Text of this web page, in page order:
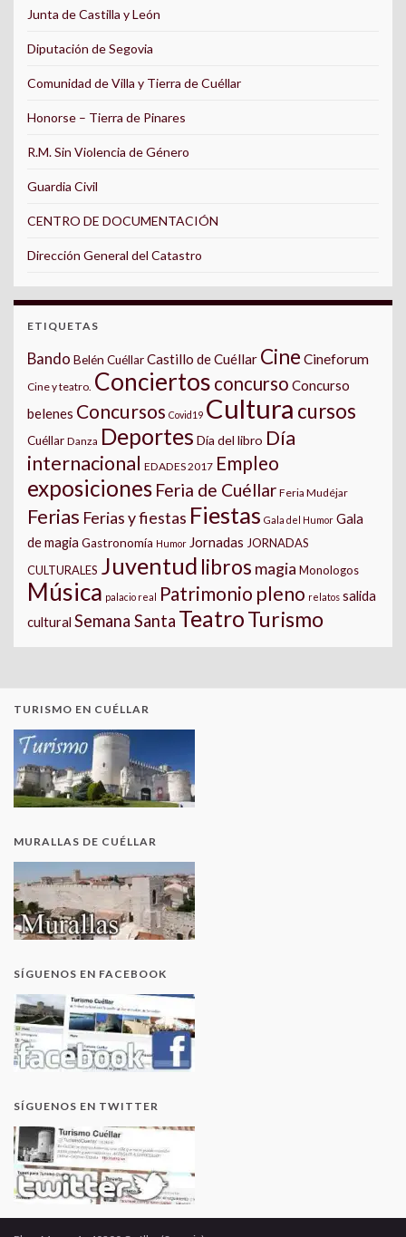
Junta de Castilla y León
Diputación de Segovia
Comunidad de Villa y Tierra de Cuéllar
Honorse – Tierra de Pinares
R.M. Sin Violencia de Género
Guardia Civil
CENTRO DE DOCUMENTACIÓN
Dirección General del Catastro
ETIQUETAS
Bando Belén CuéllarCastillo de Cuéllar Cine Cineforum
Cine y teatro. Conciertos concurso Concurso
belenes Concursos Covid19 Cultura cursos
Cuéllar Danza Deportes Día del libro Día
internacional EDADES 2017 Empleo
exposiciones Feria de Cuéllar Feria Mudéjar
Ferias Ferias y fiestas Fiestas Gala del Humor Gala
de magia Gastronomía Humor Jornadas JORNADAS
CULTURALES Juventud libros magia Monologos
Música palacio real Patrimonio pleno relatos salida
cultural Semana Santa TeatroTurismo
TURISMO EN CUÉLLAR
MURALLAS DE CUÉLLAR
SÍGUENOS EN FACEBOOK
SÍGUENOS EN TWITTER